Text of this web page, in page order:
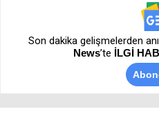
Son dakika gelişmelerden
News’te İLGİ